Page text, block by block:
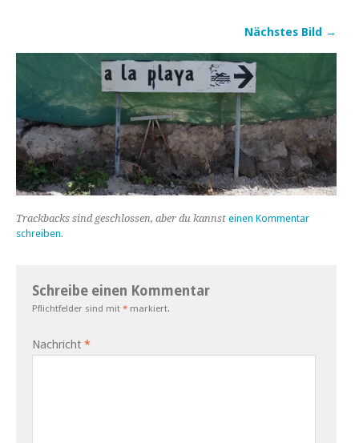
Nächstes Bild →
Trackbacks sind geschlossen, aber du kannst einen Kommentar
schreiben.
Schreibe einen Kommentar
Pflichtfelder sind mit * markiert.
Nachricht *